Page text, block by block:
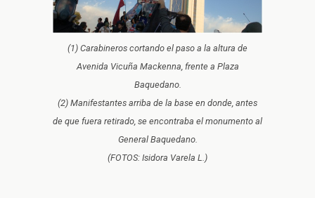
(1) Carabineros cortando el paso a la altura de
Avenida Vicuña Mackenna, frente a Plaza
Baquedano.
(2) Manifestantes arriba de la base en donde, antes
de que fuera retirado, se encontraba el monumento al
General Baquedano.
(FOTOS: Isidora Varela L.)